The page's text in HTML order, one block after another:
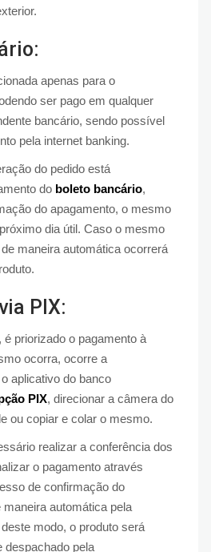
apenas para o
ser pago em qualquer
bancário, sendo possível
pela internet banking.
do pedido está
do boleto bancário,
do apagamento, o mesmo
dia útil. Caso o mesmo
maneira automática ocorrerá
PIX:
é priorizado o pagamento à
ocorra, ocorre a
aplicativo do banco
PIX, direcionar a câmera do
ou copiar e colar o mesmo.
realizar a conferência dos
o pagamento através
de confirmação do
automática pela
modo, o produto será
despachado pela